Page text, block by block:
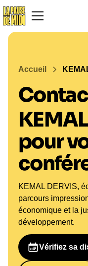
Accueil
pour
KEMAL DERVIS,
parcours
économique et la
développement.
Vérifiez sa